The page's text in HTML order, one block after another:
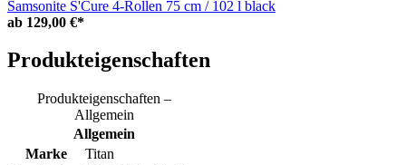
Samsonite S'Cure 4-Rollen 75 cm / 102 l black
ab 129,00 €*
Produkteigenschaften
Produkteigenschaften –
Allgemein
Allgemein
Marke
Titan